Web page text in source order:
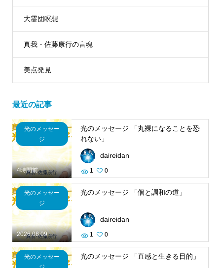
大霊団瞑想
真我・佐藤康行の言魂
美点発見
最近の記事
4時間前
光のメッセー
ジ
光のメッセージ 「丸裸になることを恐
れない」
daireidan
1 0
2026.08.09
光のメッセー
ジ
光のメッセージ 「個と調和の道」
daireidan
1 0
光のメッセー
光のメッセージ 「直感と生きる目的」